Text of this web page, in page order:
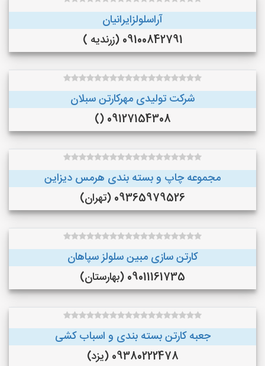
آراسلولزایرانیان
09100842791 (زرندیه )
شرکت تولیدی مهرکارتن سبلان
09127154308 ()
مجموعه چاپ و بسته بندی هرمس دیزاین
09365979526 (تهران)
کارتن سازی مبین سلولز سپاهان
09011161735 (بهارستان)
جعبه کارتن بسته بندی و اسباب کشی
09380222478 (یزد)